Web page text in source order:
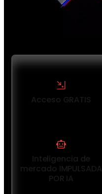
Acceso GRATIS
Inteligencia de
mercado IMPULSADA
POR IA